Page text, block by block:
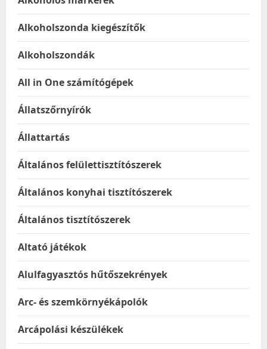
Alkoholszonda kiegészítők
Alkoholszondák
All in One számítógépek
Állatszőrnyírók
Állattartás
Általános felülettisztítószerek
Általános konyhai tisztítószerek
Általános tisztítószerek
Altató játékok
Alulfagyasztós hűtőszekrények
Arc- és szemkörnyékápolók
Arcápolási készülékek